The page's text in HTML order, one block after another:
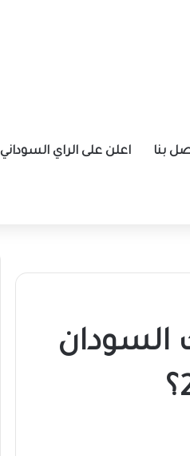
بنا اعلن على الراي السوداني
السودان